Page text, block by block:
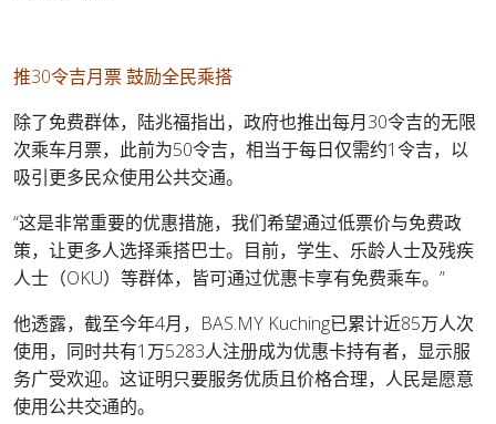
推30令吉月票 鼓励全民乘搭
除了免费群体，陆兆福指出，政府也推出每月30令吉的无限
次乘车月票，此前为50令吉，相当于每日仅需约1令吉，以
吸引更多民众使用公共交通。
“这是非常重要的优惠措施，我们希望通过低票价与免费政
策，让更多人选择乘搭巴士。目前，学生、乐龄人士及残疾
人士（OKU）等群体，皆可通过优惠卡享有免费乘车。”
他透露，截至今年4月，BAS.MY Kuching已累计近85万人次
使用，同时共有1万5283人注册成为优惠卡持有者，显示服
务广受欢迎。这证明只要服务优质且价格合理，人民是愿意
使用公共交通的。